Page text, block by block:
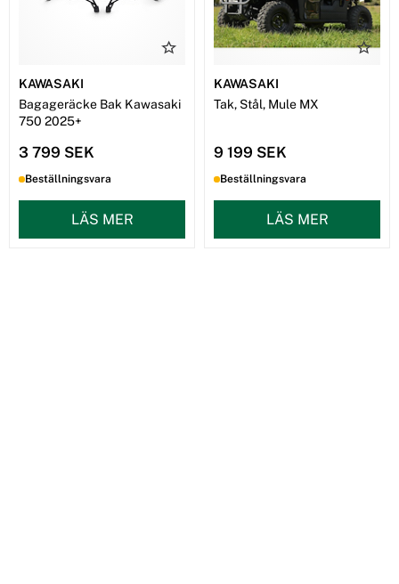
KAWASAKI
Bagageräcke Bak Kawasaki
750 2025+
3 799 SEK
Beställningsvara
LÄS MER
KAWASAKI
Tak, Stål, Mule MX
9 199 SEK
Beställningsvara
LÄS MER